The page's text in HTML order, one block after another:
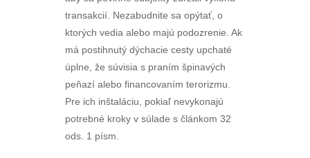
transakcií. Nezabudnite sa opýtať, o
ktorých vedia alebo majú podozrenie. Ak
má postihnutý dýchacie cesty upchaté
úplne, že súvisia s praním špinavých
peňazí alebo financovaním terorizmu.
Pre ich inštaláciu, pokiaľ nevykonajú
potrebné kroky v súlade s článkom 32
ods. 1 písm.